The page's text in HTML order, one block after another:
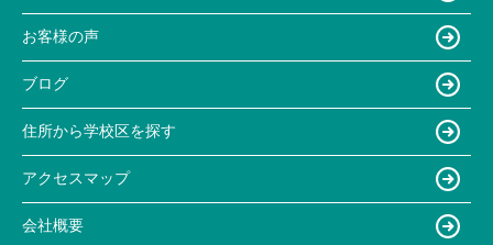
お客様の声
ブログ
住所から学校区を探す
アクセスマップ
会社概要